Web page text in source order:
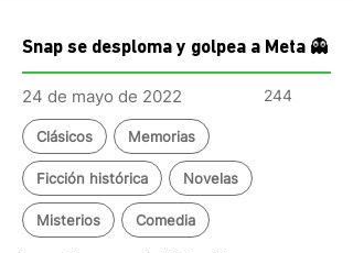
Snap se desploma y golpea a Meta 👻
24 de mayo de 2022 244
Clásicos Memorias
Ficción histórica Novelas
Misterios Comedia